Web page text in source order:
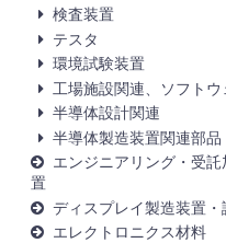
検査装置
テスタ
環境試験装置
工場施設関連、ソフトウ
半導体設計関連
半導体製造装置関連部品
エンジニアリング・受
置
ディスプレイ製造装置
エレクトロニクス材料